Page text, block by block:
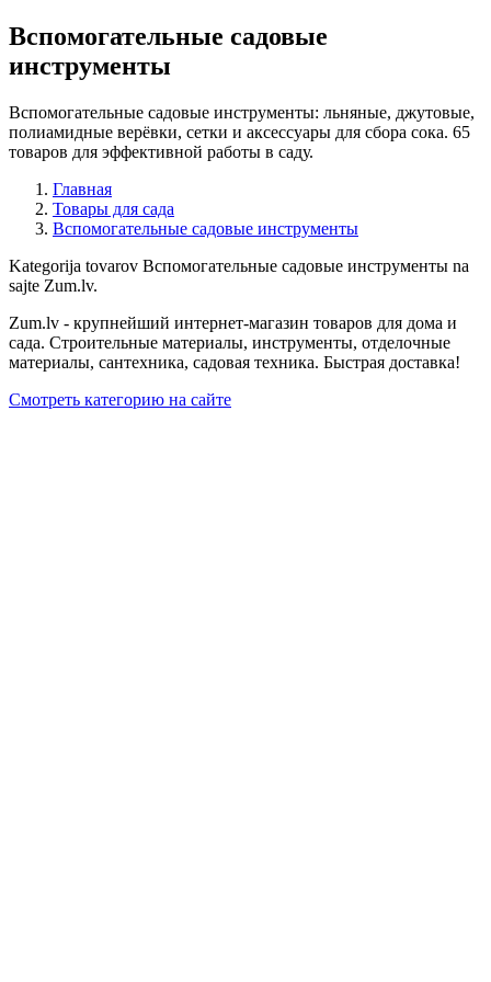
Вспомогательные садовые
инструменты
Вспомогательные садовые инструменты: льняные, джутовые,
полиамидные верёвки, сетки и аксессуары для сбора сока. 65
товаров для эффективной работы в саду.
Главная
Товары для сада
Вспомогательные садовые инструменты
Kategorija tovarov Вспомогательные садовые инструменты na
sajte Zum.lv.
Zum.lv - крупнейший интернет-магазин товаров для дома и
сада. Строительные материалы, инструменты, отделочные
материалы, сантехника, садовая техника. Быстрая доставка!
Смотреть категорию на сайте